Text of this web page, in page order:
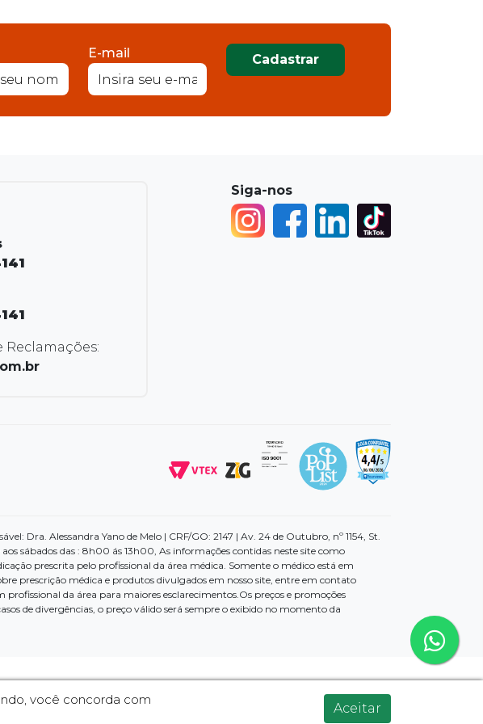
E-mail Cadastrar
Reclamações:
Siga-nos
Dra. Alessandra Yano de Melo | CRF/GO: 2147 | Av. 24 de Outubro, nº 1154, St.
sábados das : 8h00 ás 13h00, As informações contidas neste site como
prescrita pelo profissional da área médica. Somente o médico está em
prescrição médica e produtos divulgados em nosso site, entre em contato
profissional da área para maiores esclarecimentos.Os preços e promoções
de divergências, o preço válido será sempre o exibido no momento da
você concorda com
Aceitar